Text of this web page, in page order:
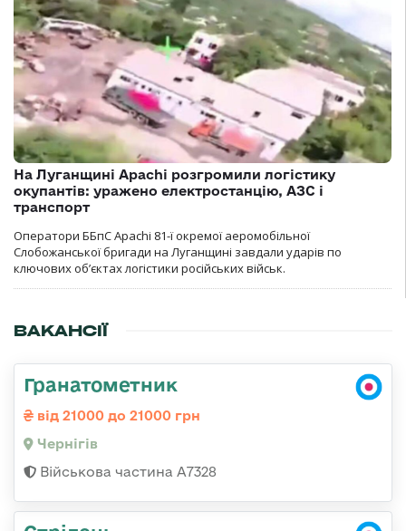
На Луганщині Apachi розгромили логістику
окупантів: уражено електростанцію, АЗС і
транспорт
Оператори ББпС Apachi 81-ї окремої аеромобільної
Слобожанської бригади на Луганщині завдали ударів по
ключових об’єктах логістики російських військ.
ВАКАНСІЇ
Гранатометник
від 21000 до 21000 грн
Чернігів
Військова частина А7328